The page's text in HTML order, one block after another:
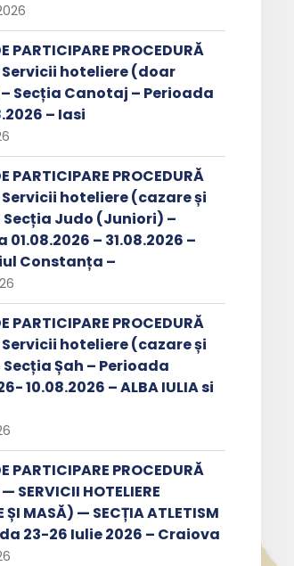
PARTICIPARE PROCEDURĂ
Servicii hoteliere (doar
Secția Canotaj – Perioada
– Iasi
PARTICIPARE PROCEDURĂ
Servicii hoteliere (cazare și
Secția Judo (Juniori) –
01.08.2026 – 31.08.2026 –
Constanța –
PARTICIPARE PROCEDURĂ
Servicii hoteliere (cazare și
Șah – Perioada
10.08.2026 – ALBA IULIA si
PARTICIPARE PROCEDURĂ
— SERVICII HOTELIERE
ȘI MASĂ) — SECȚIA ATLETISM
23-26 Iulie 2026 – Craiova